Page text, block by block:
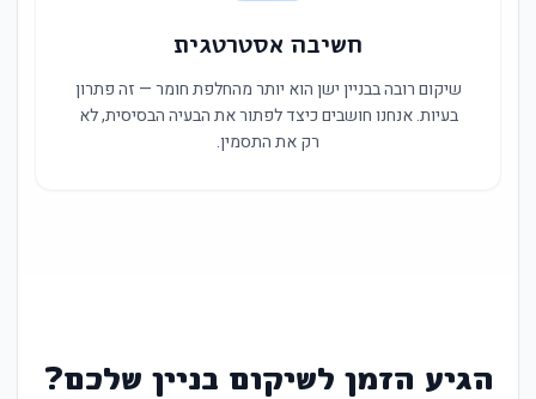
חשיבה אסטרטגית
שיקום רובה בבניין ישן הוא יותר מהחלפת חומר — זה פתרון
בעיות. אנחנו חושבים כיצד לפתור את הבעיה הבסיסית, לא
רק את התסמין.
הגיע הזמן לשיקום בניין שלכם?